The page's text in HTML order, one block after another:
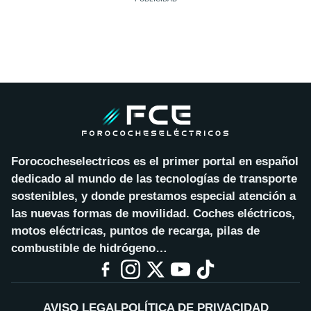
Forococheselectricos es el primer portal en español
dedicado al mundo de las tecnologías de transporte
sostenibles, y donde prestamos especial atención a
las nuevas formas de movilidad. Coches eléctricos,
motos eléctricas, puntos de recarga, pilas de
combustible de hidrógeno…
AVISO LEGALPOLÍTICA DE PRIVACIDAD